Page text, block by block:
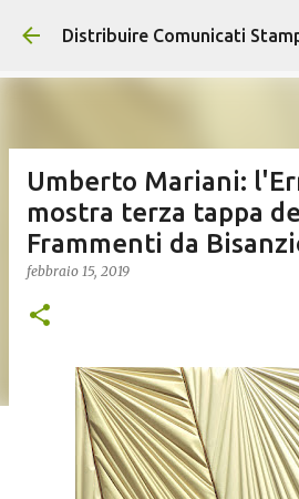
Passa ai contenuti
Distribuire Comunicati
Umberto Mariani:
mostra terza tappa
Frammenti da
febbraio 15, 2019